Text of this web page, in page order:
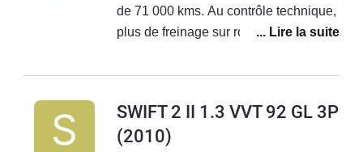
je suis satisfait de mon achat.
de 71 000 kms. Au contrôle technique,
plus de freinage sur roue AR gauche.
remplacement 1340 € + 250 € pour
Refus catégorique de Suzuki , aprés
demande d'une prise en charge.Donc
SWIFT 2 II 1.3 VVT 92 GL 3P
(2010)